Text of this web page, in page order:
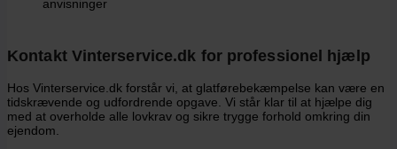
anvisninger
Kontakt Vinterservice.dk for professionel hjælp
Hos Vinterservice.dk forstår vi, at glatførebekæmpelse kan være en
tidskrævende og udfordrende opgave. Vi står klar til at hjælpe dig
med at overholde alle lovkrav og sikre trygge forhold omkring din
ejendom.